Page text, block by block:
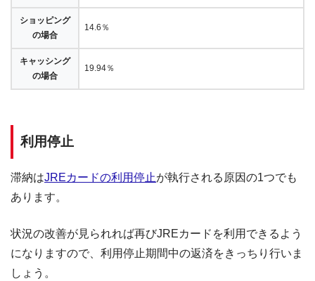
ショッピング
の場合
14.6％
キャッシング
の場合
19.94％
利用停止
滞納はJREカードの利用停止が執行される原因の1つでも
あります。
状況の改善が見られれば再びJREカードを利用できるよう
になりますので、利用停止期間中の返済をきっちり行いま
しょう。